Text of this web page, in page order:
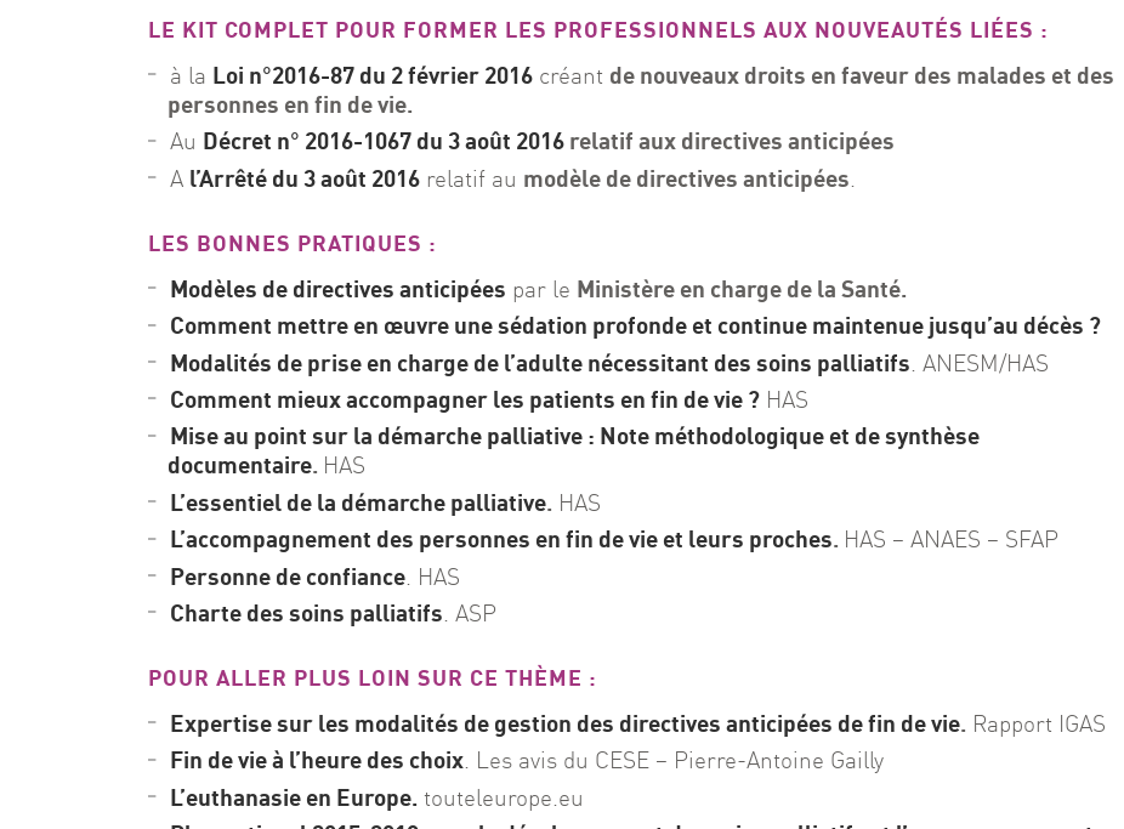
LE KIT COMPLET POUR FORMER LES PROFESSIONNELS AUX NOUVEAUTÉS LIÉES :
à la Loi n°2016-87 du 2 février 2016créant de nouveaux droits en faveurdes malades et des
personnes en fin de vie.
Au Décret n° 2016-1067 du 3 août 2016 relatif aux directives anticipées
A l’Arrêté du 3 août 2016relatif au modèle de directives anticipées
LES BONNES PRATIQUES :
Modèles de directives anticipées par le Ministère en charge de la Santé.
Comment mettre en œuvre une sédation profonde et continue maintenue jusqu’au décès ?
Modalités de prise en charge de l’adulte nécessitant des soins palliatifs . ANESM/HAS
Comment mieux accompagner les patients en fin de vie ?HAS
Mise au point sur la démarche palliative : Note méthodologique et de synthèse
documentaire. HAS
L’essentiel de la démarche palliative. HAS
L’accompagnement des personnes en fin de vie et leurs proches. HAS – ANAES – SFAP
Personne de confiance. HAS
Charte des soins palliatifs. ASP
POUR ALLER PLUS LOIN SUR CE THÈME :
Expertise sur les modalités de gestion des directives anticipées de fin de vie. Rapport IGAS
Fin de vie à l’heure des choix. Les avis du CESE – Pierre-Antoine Gailly
L’euthanasie en Europe.touteleurope.eu